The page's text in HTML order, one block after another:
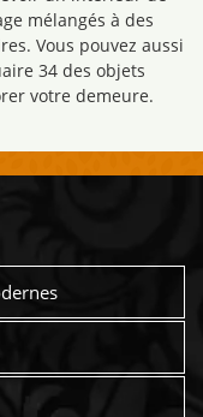
mélangés à des
Vous pouvez aussi
34 des objets
votre demeure.